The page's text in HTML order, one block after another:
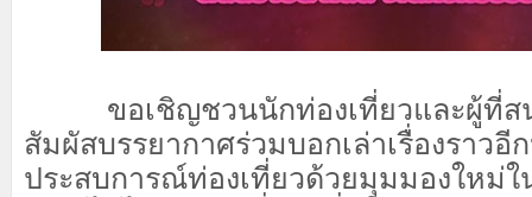
ขอเชิญชวนนักท่องเที่ยวและผู้ที่สน
สัมผัสบรรยากาศร่วมบอกเล่าเรื่องราวอี
ประสบการณ์ท่องเที่ยวด้วยมุมมองใหม่